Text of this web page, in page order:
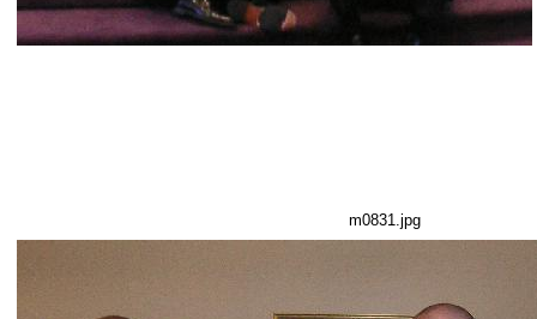
m0831.jpg